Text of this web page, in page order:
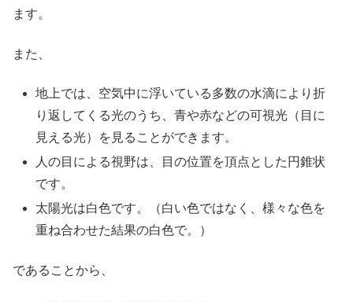
ます。
また、
地上では、空気中に浮いている多数の水滴により折
り返してくる光のうち、青や赤などの可視光（目に
見える光）を見ることができます。
人の目による視野は、目の位置を頂点とした円錐状
です。
太陽光は白色です。（白い色ではなく、様々な色を
重ね合わせた結果の白色で。）
であることから、